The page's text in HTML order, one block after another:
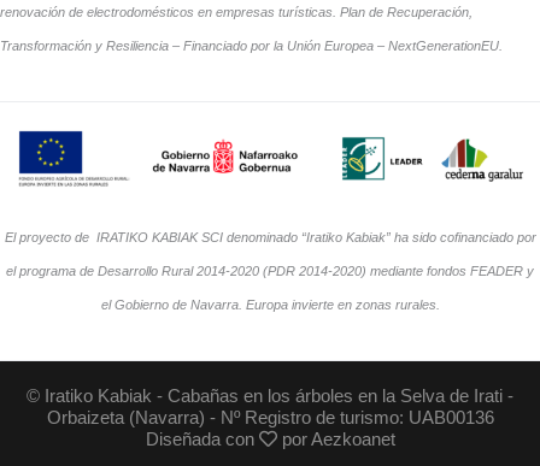
renovación de electrodomésticos en empresas turísticas. Plan de Recuperación,
Transformación y Resiliencia – Financiado por la Unión Europea – NextGenerationEU.
El proyecto de IRATIKO KABIAK SCI denominado “Iratiko Kabiak” ha sido cofinanciado por
el programa de Desarrollo Rural 2014-2020 (PDR 2014-2020) mediante fondos FEADER y
el Gobierno de Navarra. Europa invierte en zonas rurales.
© Iratiko Kabiak - Cabañas en los árboles en la Selva de Irati -
Orbaizeta (Navarra) - Nº Registro de turismo: UAB00136
Diseñada con
porAezkoanet